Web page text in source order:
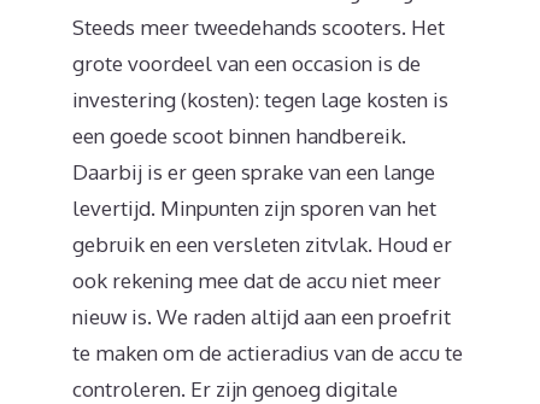
Steeds meer tweedehands scooters. Het
grote voordeel van een occasion is de
investering (kosten): tegen lage kosten is
een goede scoot binnen handbereik.
Daarbij is er geen sprake van een lange
levertijd. Minpunten zijn sporen van het
gebruik en een versleten zitvlak. Houd er
ook rekening mee dat de accu niet meer
nieuw is. We raden altijd aan een proefrit
te maken om de actieradius van de accu te
controleren. Er zijn genoeg digitale